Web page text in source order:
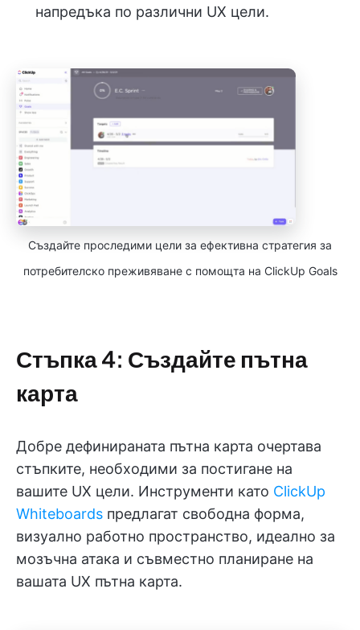
напредъка по различни UX цели.
Създайте проследими цели за ефективна стратегия за
потребителско преживяване с помощта на ClickUp Goals
Стъпка 4: Създайте пътна
карта
Добре дефинираната пътна карта очертава
стъпките, необходими за постигане на
вашите UX цели. Инструменти като ClickUp
Whiteboards предлагат свободна форма,
визуално работно пространство, идеално за
мозъчна атака и съвместно планиране на
вашата UX пътна карта.